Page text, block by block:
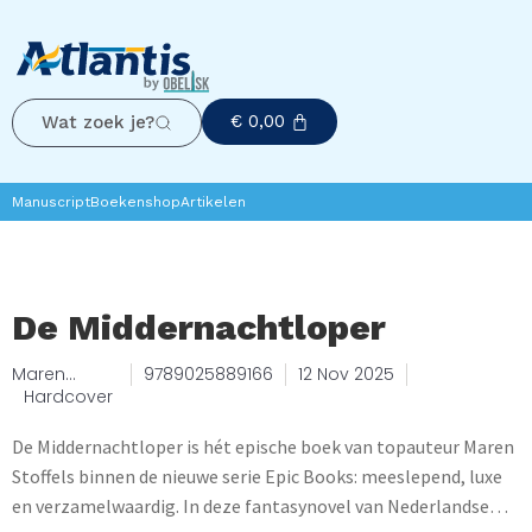
Wat zoek je? € 0,00
ManuscriptBoekenshopArtikelen
De Middernachtloper
Maren
Stoffels
9789025889166
12 Nov 2025
Hardcover
De Middernachtloper is hét epische boek van topauteur Maren
Stoffels binnen de nieuwe serie Epic Books: meeslepend, luxe
en verzamelwaardig. In deze fantasynovel van Nederlandse